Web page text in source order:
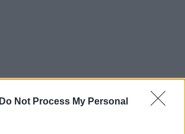
Do Not Process My Personal